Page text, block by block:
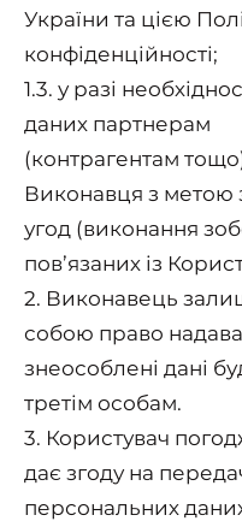
України та цією
конфіденційності;
1.3. у разі
даних партнерам
(контрагентам
Виконавця з метою
угод (виконання
пов’язаних із
2. Виконавець
собою право
знеособлені дані
третім особам.
3. Користувач
дає згоду на
персональних